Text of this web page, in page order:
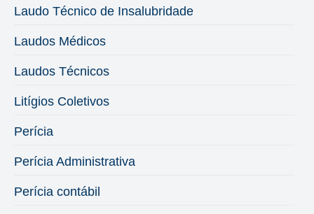
Laudo Técnico de Insalubridade
Laudos Médicos
Laudos Técnicos
Litígios Coletivos
Perícia
Perícia Administrativa
Perícia contábil